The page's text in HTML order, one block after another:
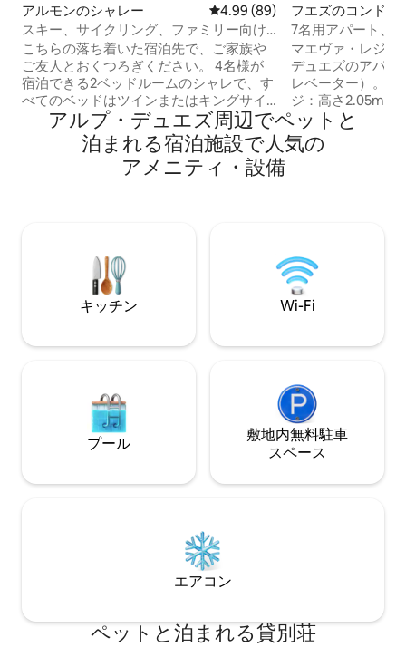
アルモンのシャレー レビュー89件、5つ星中4.99つ
4.99 (89)
スキー、サイクリング、ファミリー向け
の快適な2ベッドアパートメント
こちらの落ち着いた宿泊先で、ご家族や
ご友人とおくつろぎください。 4名様が
宿泊できる2ベッドルームのシャレで、す
べてのベッドはツインまたはキングサイ
ズにすることができます。 オズ／アル
プ・デュエズ＆グランド・ドメーヌへの
スキーリフトまで5分です。 サイクリスト
の方は、アルプ・デュエズ、コル・ド・
なたのために設定されています。 ご家族
向けには、地元のプール、アイススケー
ト、ボウリング、クライミングなどの素
晴らしいアメニティがあります。
フエズのコンドミ
7名用アパート、
ーを履いたまま帰
マエヴァ・レジデ
デュエズのアパー
レベーター）。 2台分の収納可能なガレー
ジ：高さ2.05m、
寝室：2段ベッド
サイズベッド1台
ッド2台 地下にス
ン、バス停100m。 スキーリゾートの
部まで600メート
います
アルプ・デュエズ周⁠辺⁠でペ⁠ッ⁠ト⁠と
泊⁠ま⁠れ⁠る宿⁠泊⁠施⁠設⁠で人⁠気⁠の
ア⁠メ⁠ニ⁠テ⁠ィ・設⁠備
キッチン Wi-Fi
プール
敷地内無料駐⁠車
ス⁠ペ⁠ー⁠ス
エアコン
ペットと泊まれる貸別荘